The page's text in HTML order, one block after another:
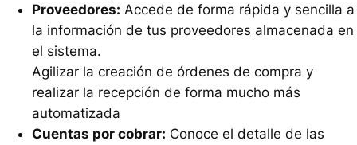
Proveedores: Accede de forma rápida y sencilla a
la información de tus proveedores almacenada en
el sistema.
Agilizar la creación de órdenes de compra y
realizar la recepción de forma mucho más
automatizada
Cuentas por cobrar: Conoce el detalle de las